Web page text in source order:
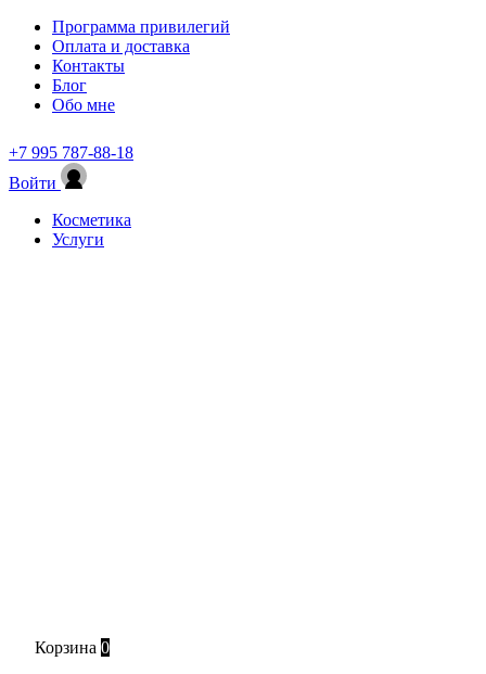
Программа привилегий
Оплата и доставка
Контакты
Блог
Обо мне
+7 995 787-88-18
Войти
Косметика
Услуги
Корзина 0